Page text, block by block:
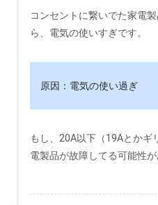
コンセントに繋いでた家電
ら、電気の使いすぎです。
原因：電気の使い過ぎ
もし、20A以下（19Aとかギ
電製品が故障してる可能性が